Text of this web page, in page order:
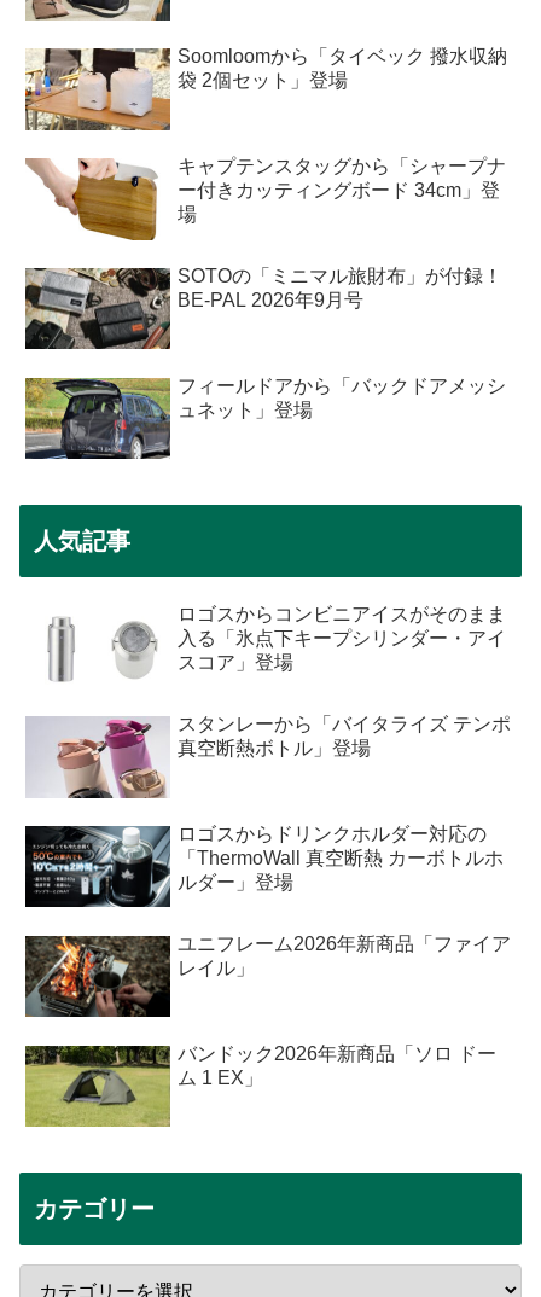
Soomloomから「タイベック 撥水収納
袋 2個セット」登場
キャプテンスタッグから「シャープナ
ー付きカッティングボード 34cm」登
場
SOTOの「ミニマル旅財布」が付録！
BE-PAL 2026年9月号
フィールドアから「バックドアメッシ
ュネット」登場
人気記事
ロゴスからコンビニアイスがそのまま
入る「氷点下キープシリンダー・アイ
スコア」登場
スタンレーから「バイタライズ テンポ
真空断熱ボトル」登場
ロゴスからドリンクホルダー対応の
「ThermoWall 真空断熱 カーボトルホ
ルダー」登場
ユニフレーム2026年新商品「ファイア
レイル」
バンドック2026年新商品「ソロ ドー
ム 1 EX」
カテゴリー